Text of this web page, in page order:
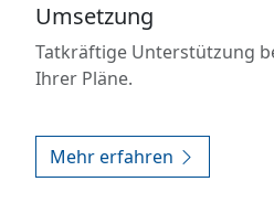
Umsetzung
Tatkräftige Unterstützung
Ihrer Pläne.
Mehr erfahren